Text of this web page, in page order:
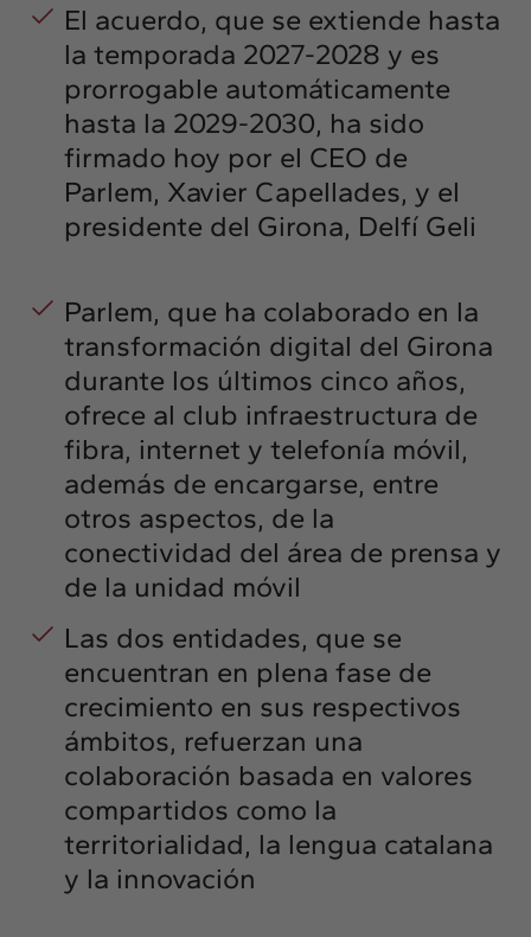
El acuerdo, que se extiende hasta
la temporada 2027-2028 y es
prorrogable automáticamente
hasta la 2029-2030, ha sido
firmado hoy por el CEO de
Parlem, Xavier Capellades, y el
presidente del Girona, Delfí Geli
Parlem, que ha colaborado en la
transformación digital del Girona
durante los últimos cinco años,
ofrece al club infraestructura de
fibra, internet y telefonía móvil,
además de encargarse, entre
otros aspectos, de la
conectividad del área de prensa y
de la unidad móvil
Las dos entidades, que se
encuentran en plena fase de
crecimiento en sus respectivos
ámbitos, refuerzan una
colaboración basada en valores
compartidos como la
territorialidad, la lengua catalana
y la innovación